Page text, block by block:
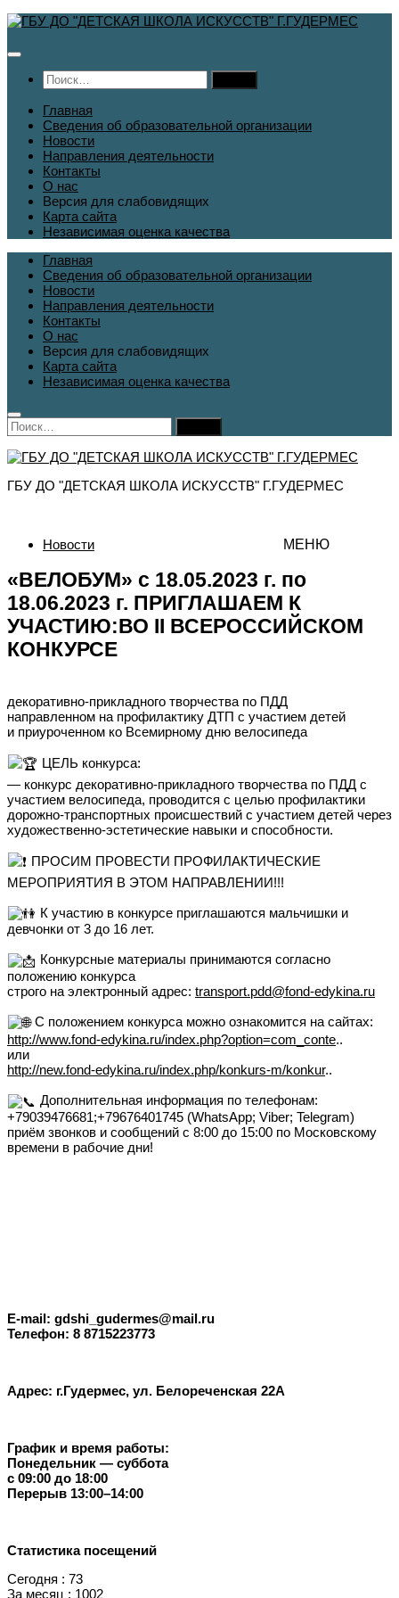
Перейти
содержимому
Найти:
Главная
Сведения об образовательной организации
Новости
Направления деятельности
Контакты
О нас
Версия для слабовидящих
Карта сайта
Независимая оценка качества
Главная
Сведения об образовательной организации
Новости
Направления деятельности
Контакты
О нас
Версия для слабовидящих
Карта сайта
Независимая оценка качества
Найти:
ГБУ ДО "ДЕТСКАЯ ШКОЛА ИСКУССТВ" Г.ГУДЕРМЕС
МЕНЮ
Новости
«ВЕЛОБУМ» с 18.05.2023 г. по
18.06.2023 г. ПРИГЛАШАЕМ К
УЧАСТИЮ:ВО II ВСЕРОССИЙСКОМ
КОНКУРСЕ
декоративно-прикладного творчества по ПДД
направленном на профилактику ДТП с участием детей
и приуроченном ко Всемирному дню велосипеда
ЦЕЛЬ конкурса:
— конкурс декоративно-прикладного творчества по ПДД с
участием велосипеда, проводится с целью профилактики
дорожно-транспортных происшествий с участием детей через
художественно-эстетические навыки и способности.
ПРОСИМ ПРОВЕСТИ ПРОФИЛАКТИЧЕСКИЕ
МЕРОПРИЯТИЯ В ЭТОМ НАПРАВЛЕНИИ!!!
К участию в конкурсе приглашаются мальчишки и
девчонки от 3 до 16 лет.
Конкурсные материалы принимаются согласно
положению конкурса
строго на электронный адрес: transport.pdd@fond-edykina.ru
С положением конкурса можно ознакомится на сайтах:
http://www.fond-edykina.ru/index.php?option=com_conte..
или
http://new.fond-edykina.ru/index.php/konkurs-m/konkur..
Дополнительная информация по телефонам:
+79039476681;+79676401745 (WhatsApp; Viber; Telegram)
приём звонков и сообщений с 8:00 до 15:00 по Московскому
времени в рабочие дни!
E-mail: gdshi_gudermes@mail.ru
Телефон: 8 8715223773
Адрес: г.Гудермес, ул. Белореченская 22А
График и время работы:
Понедельник — суббота
с 09:00 до 18:00
Перерыв 13:00–14:00
Статистика посещений
Сегодня : 73
За месяц : 1002